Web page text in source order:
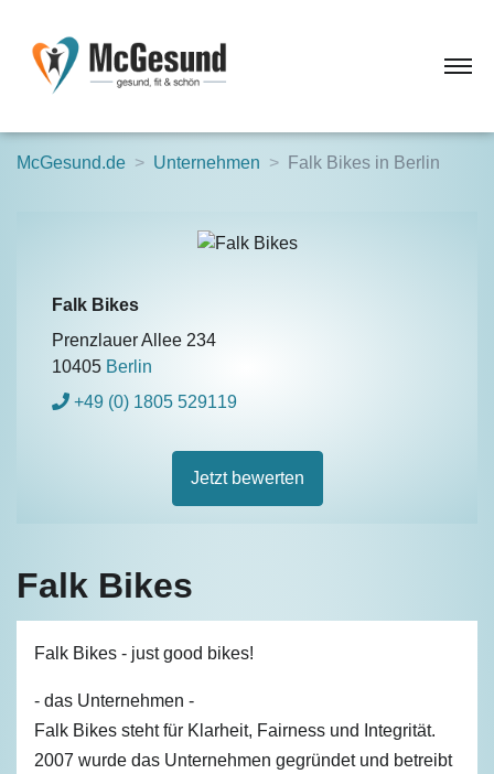
McGesund.de Unternehmen Falk Bikes in Berlin
Falk Bikes
Falk Bikes - just good bikes!
- das Unternehmen -
Falk Bikes steht für Klarheit, Fairness und Integrität.
2007 wurde das Unternehmen gegründet und betreibt
Falk Bikes
Prenzlauer Allee 234
10405 Berlin
+49 (0) 1805 529119
Jetzt bewerten